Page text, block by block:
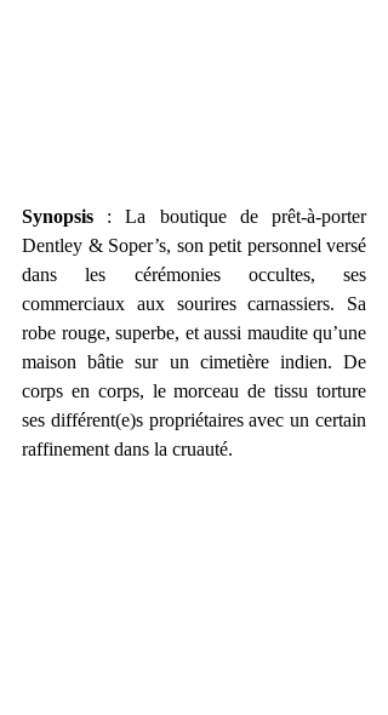
Synopsis : La boutique de prêt-à-porter
Dentley & Soper’s, son petit personnel versé
dans les cérémonies occultes, ses
commerciaux aux sourires carnassiers. Sa
robe rouge, superbe, et aussi maudite qu’une
maison bâtie sur un cimetière indien. De
corps en corps, le morceau de tissu torture
ses différent(e)s propriétaires avec un certain
raffinement dans la cruauté.